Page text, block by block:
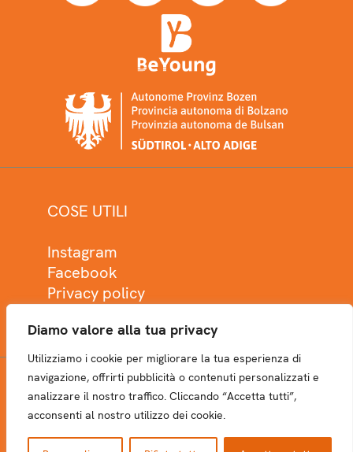
Diamo valore alla tua privacy
Utilizziamo i cookie per migliorare la tua esperienza di
navigazione, offrirti pubblicità o contenuti personalizzati e
analizzare il nostro traffico. Cliccando “Accetta tutti”,
acconsenti al nostro utilizzo dei cookie.
COSE UTILI
Instagram
Facebook
Privacy policy
NEWSLETTER